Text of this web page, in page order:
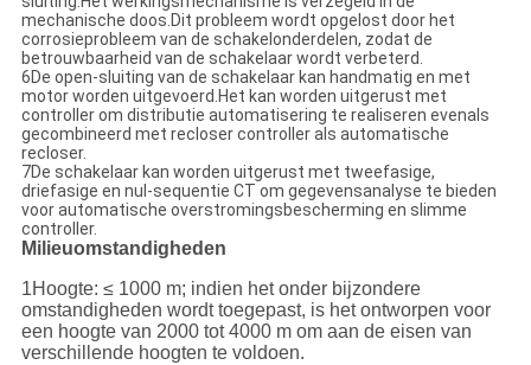
mechanische doos.Dit probleem wordt opgelost door het
corrosieprobleem van de schakelonderdelen, zodat de
betrouwbaarheid van de schakelaar wordt verbeterd.
6De open-sluiting van de schakelaar kan handmatig en met
motor worden uitgevoerd.Het kan worden uitgerust met
controller om distributie automatisering te realiseren evenals
gecombineerd met recloser controller als automatische
recloser.
7De schakelaar kan worden uitgerust met tweefasige,
driefasige en nul-sequentie CT om gegevensanalyse te bieden
voor automatische overstromingsbescherming en slimme
controller.
Milieuomstandigheden
1Hoogte: ≤ 1000 m; indien het onder bijzondere
omstandigheden wordt toegepast, is het ontworpen voor
een hoogte van 2000 tot 4000 m om aan de eisen van
verschillende hoogten te voldoen.